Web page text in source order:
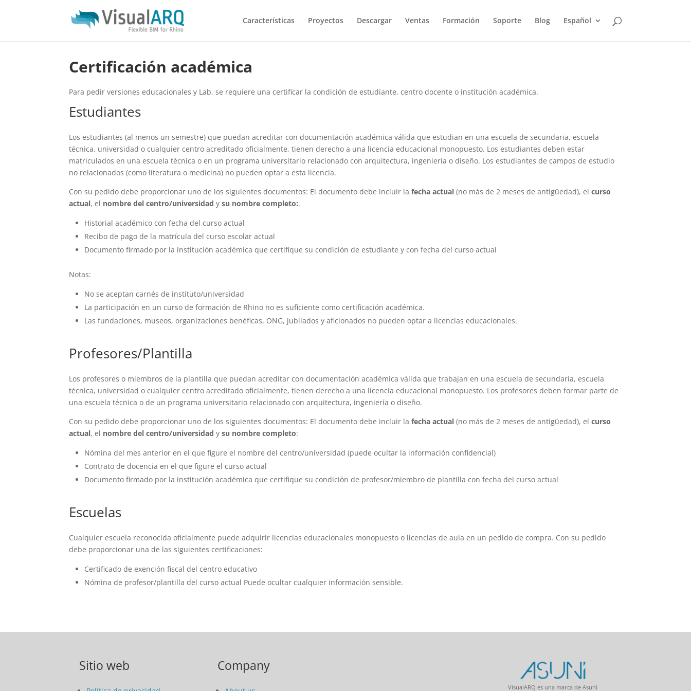
Características Proyectos Descargar Ventas Formación Soporte Blog Español
Certificación académica
Para pedir versiones educacionales y Lab, se requiere una certificar la condición de estudiante, centro docente o institución académica.
Estudiantes
Los estudiantes (al menos un semestre) que puedan acreditar con documentación académica válida que estudian en una escuela de secundaria, escuela
técnica, universidad o cualquier centro acreditado oficialmente, tienen derecho a una licencia educacional monopuesto. Los estudiantes deben estar
matriculados en una escuela técnica o en un programa universitario relacionado con arquitectura, ingeniería o diseño. Los estudiantes de campos de estudio
no relacionados (como literatura o medicina) no pueden optar a esta licencia.
Con su pedido debe proporcionar uno de los siguientes documentos: El documento debe incluir lafecha actual (no más de 2 meses de antigüedad), elcurso
actual, el nombre del centro/universidad ysu nombre completo:.
Historial académico con fecha del curso actual
Recibo de pago de la matrícula del curso escolar actual
Documento firmado por la institución académica que certifique su condición de estudiante y con fecha del curso actual
Notas:
No se aceptan carnés de instituto/universidad
La participación en un curso de formación de Rhino no es suficiente como certificación académica.
Las fundaciones, museos, organizaciones benéficas, ONG, jubilados y aficionados no pueden optar a licencias educacionales.
Profesores/Plantilla
Los profesores o miembros de la plantilla que puedan acreditar con documentación académica válida que trabajan en una escuela de secundaria, escuela
técnica, universidad o cualquier centro acreditado oficialmente, tienen derecho a una licencia educacional monopuesto. Los profesores deben formar parte de
una escuela técnica o de un programa universitario relacionado con arquitectura, ingeniería o diseño.
Con su pedido debe proporcionar uno de los siguientes documentos: El documento debe incluir lafecha actual (no más de 2 meses de antigüedad), elcurso
actual, el nombre del centro/universidad ysu nombre completo:
Nómina del mes anterior en el que figure el nombre del centro/universidad (puede ocultar la información confidencial)
Contrato de docencia en el que figure el curso actual
Documento firmado por la institución académica que certifique su condición de profesor/miembro de plantilla con fecha del curso actual
Escuelas
Cualquier escuela reconocida oficialmente puede adquirir licencias educacionales monopuesto o licencias de aula en un pedido de compra. Con su pedido
debe proporcionar una de las siguientes certificaciones:
Certificado de exención fiscal del centro educativo
Nómina de profesor/plantilla del curso actual Puede ocultar cualquier información sensible.
Sitio web Company
VisualARQ es una marca de Asuni